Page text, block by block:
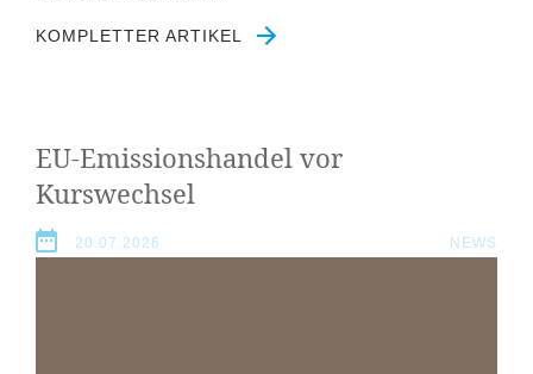
KOMPLETTER ARTIKEL
EU-Emissionshandel vor
Kurswechsel
20.07.2026 NEWS